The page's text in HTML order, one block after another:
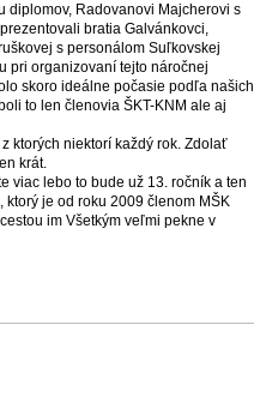
diplomov, Radovanovi Majcherovi s
bratia Galvánkovci,
s personálom Suľkovskej
pri organizovaní tejto náročnej
skoro ideálne počasie podľa našich
to len členovia ŠKT-KNM ale aj
ktorých niektorí každý rok. Zdolať
krát.
viac lebo to bude už 13. ročník a ten
je od roku 2009 členom MŠK
im Všetkým veľmi pekne v